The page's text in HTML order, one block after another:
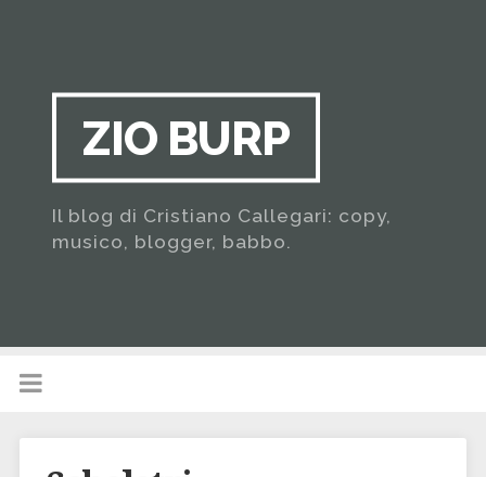
ZIO BURP
Il blog di Cristiano Callegari: copy,
musico, blogger, babbo.